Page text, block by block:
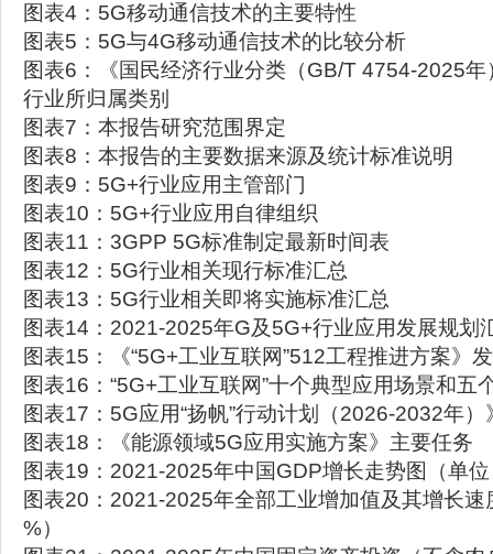
图表4：5G移动通信技术的主要特性
图表5：5G与4G移动通信技术的比较分析
图表6：《国民经济行业分类（GB/T 4754-2025
行业所归属类别
图表7：本报告研究范围界定
图表8：本报告的主要数据来源及统计标准说明
图表9：5G+行业应用主管部门
图表10：5G+行业应用自律组织
图表11：3GPP 5G标准制定最新时间表
图表12：5G行业相关现行标准汇总
图表13：5G行业相关即将实施标准汇总
图表14：2021-2025年G及5G+行业应用发展规划
图表15：《“5G+工业互联网”512工程推进方案》
图表16：“5G+工业互联网”十个典型应用场景和五
图表17：5G应用“扬帆”行动计划（2026-2032年）
图表18：《能源领域5G应用实施方案》主要任务
图表19：2021-2025年中国GDP增长走势图（单
图表20：2021-2025年全部工业增加值及其增长速
%）